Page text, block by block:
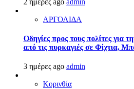
ΑΡΓΟΛΙΔΑ
Οδηγίες προς τους πολίτες για
από τις πυρκαγιές σε Φίχτια,
3 ημέρες ago admin
Κορινθία